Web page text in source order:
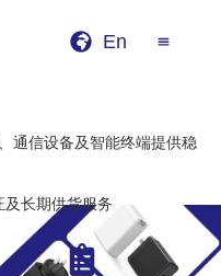
En
通信设备及智能终端提供稳
长期供货服务